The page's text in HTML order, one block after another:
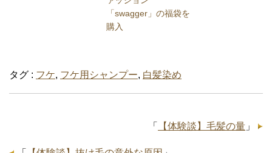
「swagger」の福袋を
購入
タグ : フケ, フケ用シャンプー, 白髪染め
「 【体験談】毛髪の量 」